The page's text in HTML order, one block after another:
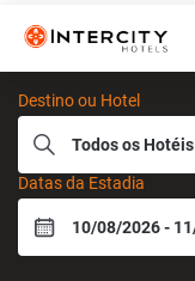
Intercity
Destino ou Hotel
Datas da Estadia